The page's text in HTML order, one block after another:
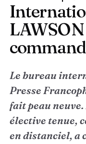
Le bureau
Presse
fait peau neuve.
élective tenue,
en distanciel, a